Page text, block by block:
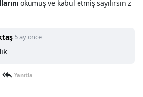
okumuş ve kabul etmiş sayılırsınız
5 ay önce
Yanıtla